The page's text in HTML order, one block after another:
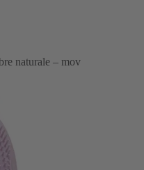
naturale – mov